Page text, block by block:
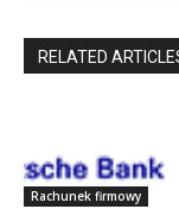
RELATED
Rachunek firmowy